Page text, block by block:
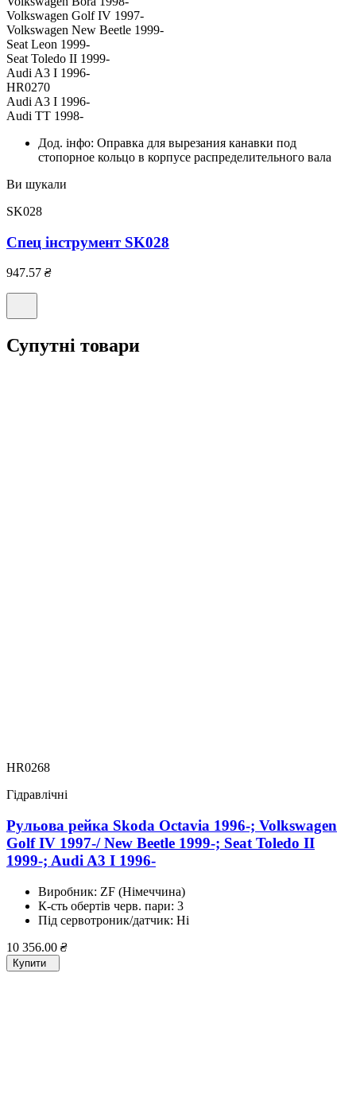
Volkswagen Golf IV 1997-
Volkswagen New Beetle 1999-
Seat Leon 1999-
Seat Toledo II 1999-
Audi A3 I 1996-
HR0270
Audi A3 I 1996-
Audi TT 1998-
Дод. інфо: Оправка для вырезания канавки под
стопорное кольцо в корпусе распределительного вала
Ви шукали
SK028
Спец інструмент SK028
947.57 ₴
Супутні товари
HR0268
Гідравлічні
Рульова рейка Skoda Octavia 1996-; Volkswagen
Golf IV 1997-/ New Beetle 1999-; Seat Toledo II
1999-; Audi A3 I 1996-
Виробник: ZF (Німеччина)
К-сть обертів черв. пари: 3
Під сервотроник/датчик: Ні
10 356.00 ₴
Купити